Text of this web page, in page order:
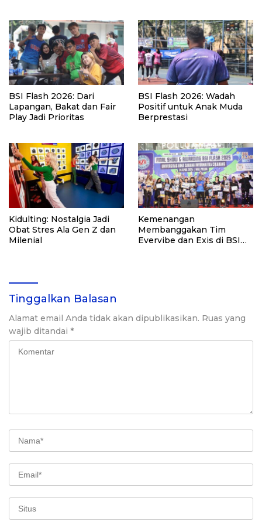
BSI Flash 2026: Dari
Lapangan, Bakat dan Fair
Play Jadi Prioritas
BSI Flash 2026: Wadah
Positif untuk Anak Muda
Berprestasi
Kidulting: Nostalgia Jadi
Obat Stres Ala Gen Z dan
Milenial
Kemenangan
Membanggakan Tim
Evervibe dan Exis di BSI
Tinggalkan Balasan
Alamat email Anda tidak akan dipublikasikan. Ruas yang
wajib ditandai *